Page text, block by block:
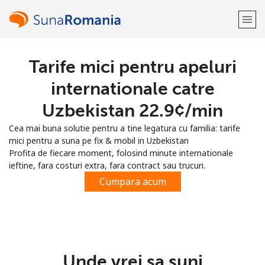
Bine-ai venit!
Inregistreaza-te cu
Tarife mici pentru apeluri
internationale catre
Uzbekistan ⁦22.9¢⁩/min
Cea mai buna solutie pentru a tine legatura cu familia: tarife
mici pentru a suna pe fix & mobil in Uzbekistan
Profita de fiecare moment, folosind minute internationale
ieftine, fara costuri extra, fara contract sau trucuri.
Cumpara acum